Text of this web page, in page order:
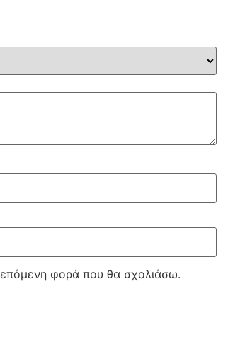
φορά που θα σχολιάσω.